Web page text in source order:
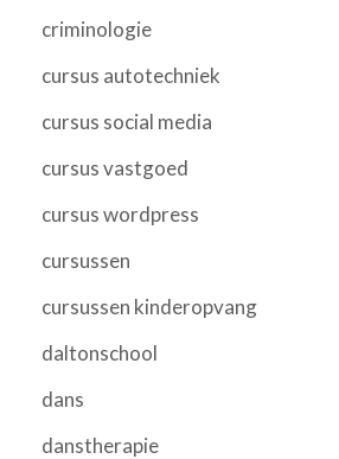
criminologie
cursus autotechniek
cursus social media
cursus vastgoed
cursus wordpress
cursussen
cursussen kinderopvang
daltonschool
dans
danstherapie